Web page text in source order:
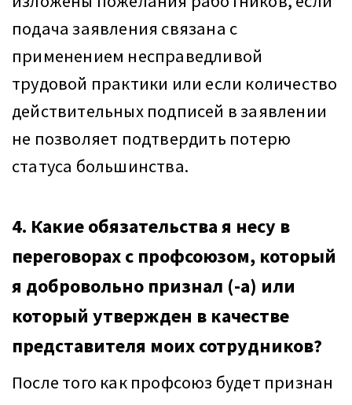
подача заявления связана с
применением несправедливой
трудовой практики или если количество
действительных подписей в заявлении
не позволяет подтвердить потерю
статуса большинства.
4. Какие обязательства я несу в
переговорах с профсоюзом, который
я добровольно признал (-а) или
который утвержден в качестве
представителя моих сотрудников?
После того как профсоюз будет признан